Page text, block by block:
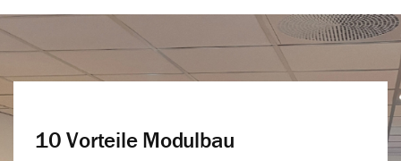
10 Vorteile Modulbau